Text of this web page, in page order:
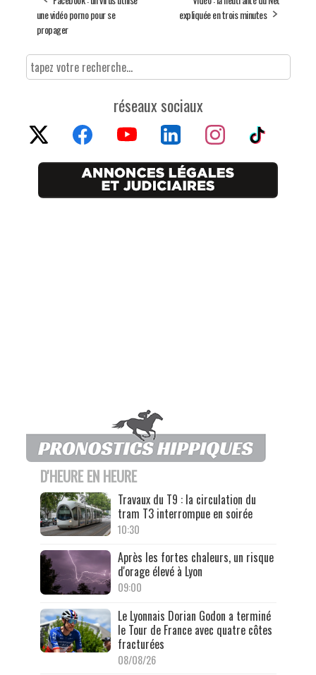
une vidéo porno pour se
propager
expliquée en trois minutes
réseaux sociaux
D'HEURE EN HEURE
Travaux du T9 : la circulation du
tram T3 interrompue en soirée
10:30
Après les fortes chaleurs, un risque
d'orage élevé à Lyon
09:00
Le Lyonnais Dorian Godon a terminé
le Tour de France avec quatre côtes
fracturées
08/08/26